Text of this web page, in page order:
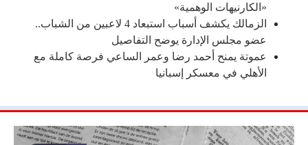
«الكارنيهات الوهمية»
الزمالك يكشف أسباب استبعاد 4 لاعبين من الشباب..
عضو مجلس الإدارة يوضح التفاصيل
عموتة يمنح أحمد رضا وعمر الساعي فرصة كاملة مع
الأهلي في معسكر إسبانيا